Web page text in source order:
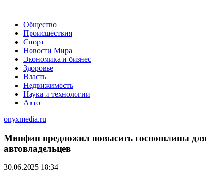
Общество
Происшествия
Спорт
Новости Мира
Экономика и бизнес
Здоровье
Власть
Недвижимость
Наука и технологии
Авто
onyxmedia.ru
Минфин предложил повысить госпошлины для
автовладельцев
30.06.2025 18:34